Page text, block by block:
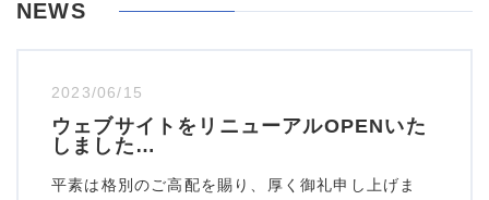
NEWS
2023/06/15
ウェブサイトをリニューアルOPENいた
しました…
平素は格別のご高配を賜り、厚く御礼申し上げま